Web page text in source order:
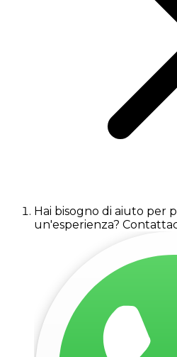
Hai bisogno di aiuto per
un'esperienza?